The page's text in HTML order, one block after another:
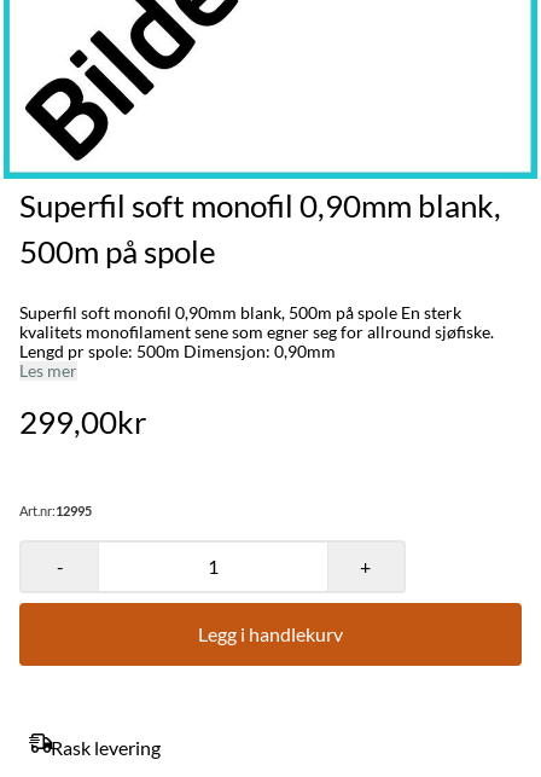
Superfil soft monofil 0,90mm blank,
500m på spole
Superfil soft monofil 0,90mm blank, 500m på spole En sterk
kvalitets monofilament sene som egner seg for allround sjøfiske.
Lengd pr spole: 500m Dimensjon: 0,90mm
Les mer
299,00kr
Art.nr:12995
- +
Legg i handlekurv
Rask levering